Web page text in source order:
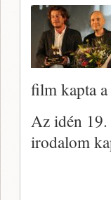
film kapta
Az idén 19.
irodalom